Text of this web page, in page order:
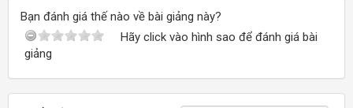
Bạn đánh giá thế nào về bài giảng này?
Hãy click vào hình sao để đánh giá bài
giảng